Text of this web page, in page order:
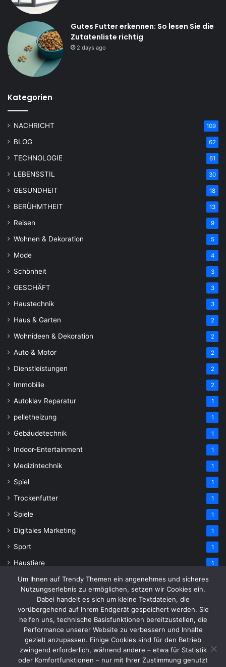
Gutes Futter erkennen: So lesen Sie die
Zutatenliste richtig
2 days ago
Kategorien
NACHRICHT 109
BLOG 62
TECHNOLOGIE 61
LEBENSSTIL 30
GESUNDHEIT 18
BERÜHMTHEIT 13
Reisen 9
Wohnen & Dekoration 5
Mode 4
Schönheit 3
GESCHÄFT 3
Haustechnik 3
Haus & Garten 2
Wohnideen & Dekoration 2
Auto & Motor 2
Dienstleistungen 2
Immobilie 2
Autoklav Reparatur 1
pelletheizung 1
Gebäudetechnik 1
Indoor-Entertainment 1
Medizintechnik 1
Spiel 1
Trockenfutter 1
Spiele 1
Digitales Marketing 1
Sport 1
Haustiere 1
© Copyright 2026, All Rights Reserved
HEIM
Über uns
Kontaktieren Sie uns
Allgemeine Geschäftsbedingungen
Haftungsausschluss
Datenschutzerklärung
Um Ihnen auf Trendy Themen ein angenehmes und sicheres
Nutzungserlebnis zu ermöglichen, setzen wir Cookies ein.
Dabei handelt es sich um kleine Textdateien, die
vorübergehend auf Ihrem Endgerät gespeichert werden. Sie
helfen uns, technische Basisfunktionen bereitzustellen, die
Performance unserer Website zu verbessern und Inhalte
gezielt anzupassen. Einige Cookies sind für den Betrieb
zwingend erforderlich, während andere – etwa für Statistik
oder Komfortfunktionen – nur mit Ihrer Zustimmung genutzt